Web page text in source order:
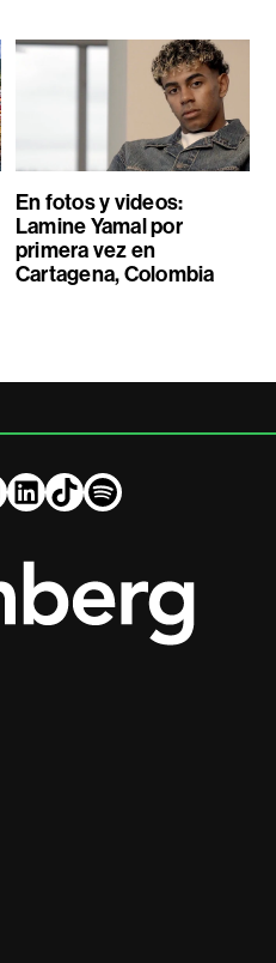
En fotos y videos:
Lamine Yamal por
primera vez en
Cartagena, Colombia